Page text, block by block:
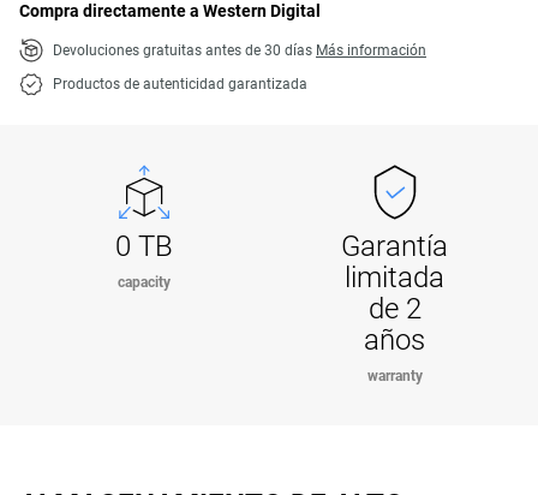
Compra directamente a Western Digital
Devoluciones gratuitas antes de 30 días Más información
Productos de autenticidad garantizada
0 TB
capacity
Garantía
limitada
de 2
años
warranty